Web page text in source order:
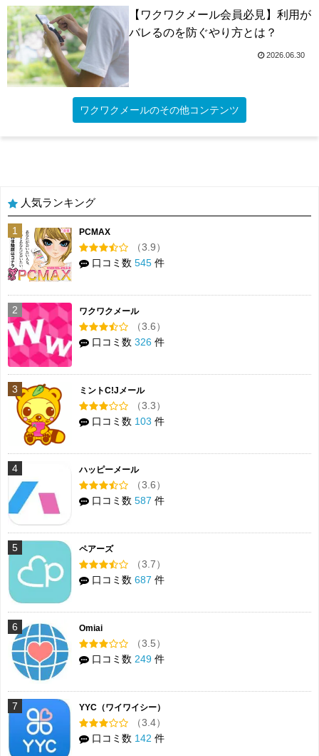
【ワクワクメール会員必見】利用が
バレるのを防ぐやり方とは？
2026.06.30
ワクワクメールのその他コンテンツ
人気ランキング
1 PCMAX
（3.9）
口コミ数 545 件
2 ワクワクメール
（3.6）
口コミ数 326 件
3 ミントC!Jメール
（3.3）
口コミ数 103 件
4 ハッピーメール
（3.6）
口コミ数 587 件
5 ペアーズ
（3.7）
口コミ数 687 件
6 Omiai
（3.5）
口コミ数 249 件
7 YYC（ワイワイシー）
（3.4）
口コミ数 142 件